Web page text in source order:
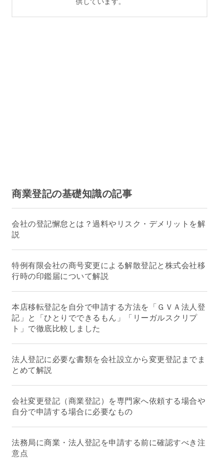
商業登記の基礎知識の記事
会社の登記懈怠とは？過料やリスク・デメリットを解
説
特例有限会社の商号変更による解散登記と株式会社移
行時の印鑑届について解説
本店移転登記を自分で申請する方法を「ＧＶＡ法人登
記」と「ひとりでできるもん」「リーガルスクリプ
ト」で徹底比較しました
法人登記に必要な書類を会社設立から変更登記までま
とめて解説
会社変更登記（商業登記）を専門家へ依頼する場合や
自分で申請する場合に必要なもの
法務局に商業・法人登記を申請する前に確認すべき注
意点